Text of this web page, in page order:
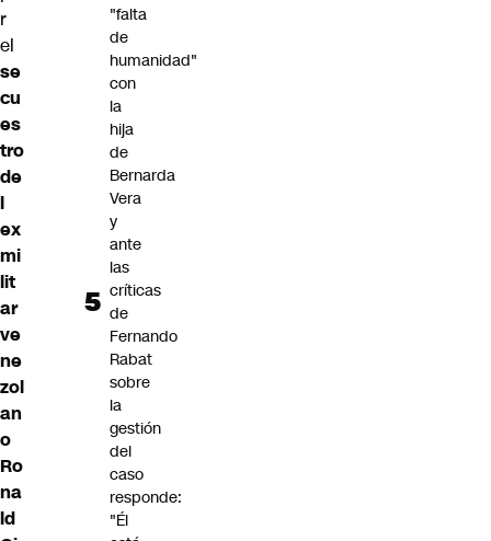
r
el
se
cu
es
tro
de
l
ex
mi
lit
ar
ve
ne
zol
an
o
Ro
na
ld
"falta
de
humanidad"
con
la
hija
de
Bernarda
Vera
y
ante
las
críticas
de
Fernando
Rabat
sobre
la
gestión
del
caso
responde:
"Él